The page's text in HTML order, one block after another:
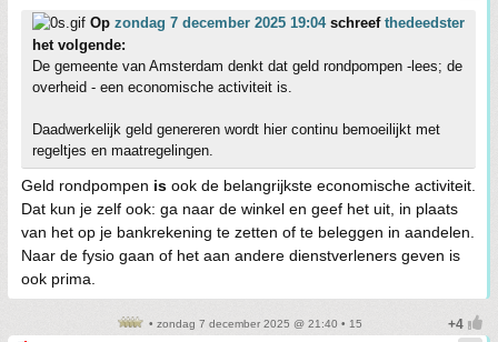
Op zondag 7 december 2025 19:04schreef thedeedster
het volgende:
De gemeente van Amsterdam denkt dat geld rondpompen -lees; de
overheid - een economische activiteit is.
Daadwerkelijk geld genereren wordt hier continu bemoeilijkt met
regeltjes en maatregelingen.
Geld rondpompen is ook de belangrijkste economische activiteit.
Dat kun je zelf ook: ga naar de winkel en geef het uit, in plaats
van het op je bankrekening te zetten of te beleggen in aandelen.
Naar de fysio gaan of het aan andere dienstverleners geven is
ook prima.
• zondag 7 december 2025 @ 21:40 • 15